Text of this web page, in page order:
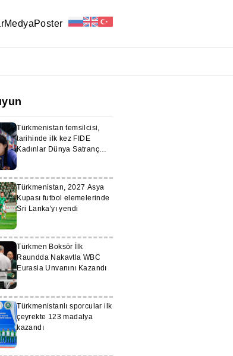
MedyaPoster
Türkmenistan temsilcisi,
tarihinde ilk kez FIDE
Kadınlar Dünya Satranç
Türkmenistan, 2027 Asya
Kupası futbol elemelerinde
Sri Lanka'yı yendi
Türkmen Boksör İlk
Raundda Nakavtla WBC
Eurasia Unvanını Kazandı
Türkmenistanlı sporcular ilk
çeyrekte 123 madalya
kazandı